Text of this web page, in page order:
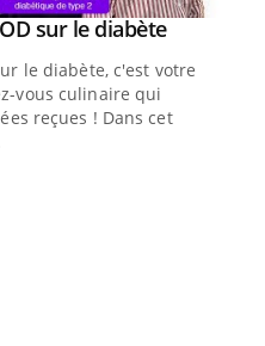
sur le diabèteYoutube
le diabète, c'est votre
vous culinaire qui
reçues ! Dans cet